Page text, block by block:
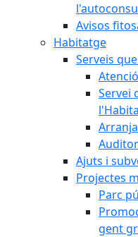
Avisos
Habitatge
Serveis
Servei
Ajuts i
Projectes
Parc
gent